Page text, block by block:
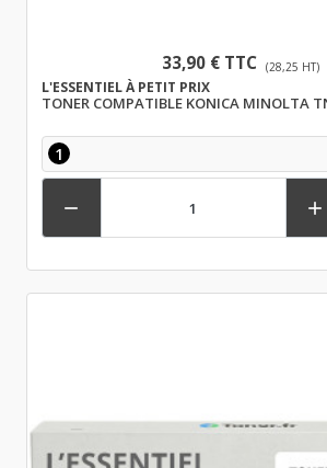
33,90 € TTC (28,25 HT)
L'ESSENTIEL À PETIT PRIX
1
 